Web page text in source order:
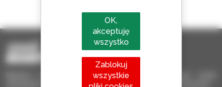
Manitou Używane – Używany sprzęt przeładunkowy: wózki
teleskopowe, wózki masztowe, samojezdne podnośniki koszowe
OK,
akceptuję
wszystko
Zablokuj
wszystkie